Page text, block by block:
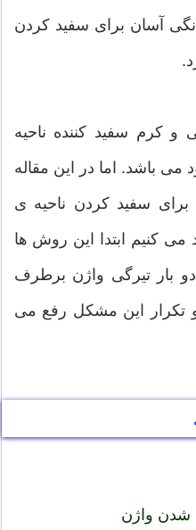
آسان برای سفید کردن
و کرم سفید کننده ناحیه
می باشد. اما در این مقاله
سفید کردن ناحیه ی
می کنیم ابتدا این روش ها
دو بار تیرگی واژن برطرف
تکرار این مشکل رفع می